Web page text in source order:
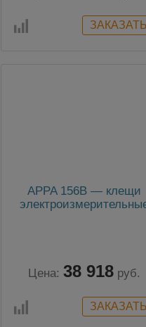
APPA 156В — клещи
Цена: 38 918 руб.